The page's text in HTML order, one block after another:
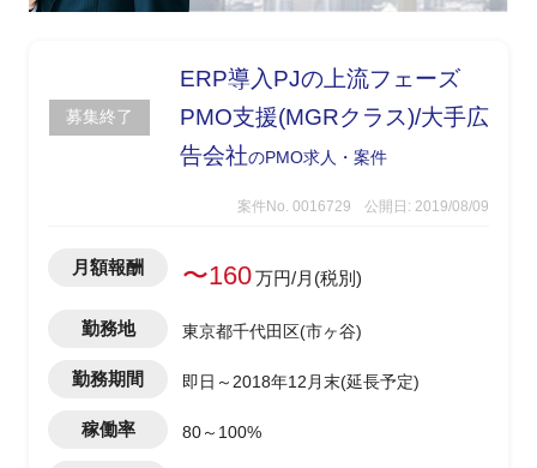
募集終了
ERP導入PJの上流フェーズ
PMO支援(MGRクラス)/大手広
告会社のPMO求人・案件
案件No. 0016729 公開日: 2019/08/09
月額報酬 〜160万円/月(税別)
勤務地 東京都千代田区(市ヶ谷)
勤務期間 即日～2018年12月末(延長予定)
稼働率 80～100%